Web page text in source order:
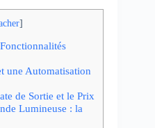
]
une Automatisation
de Sortie et le Prix
Lumineuse : la